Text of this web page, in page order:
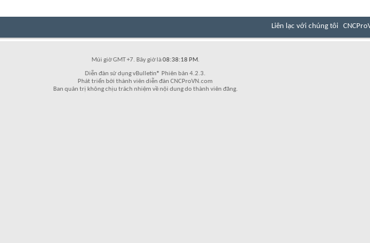
Liên lạc với chúng tôi
Múi giờ GMT +7. Bây giờ là08:38:18 PM.
Diễn đàn sử dụng vBulletin® Phiên bản 4.2.3.
Phát triển bởi thành viên diễn đàn CNCProVN.com
Ban quản trị không chịu trách nhiệm về nội dung do thành viên đăng.